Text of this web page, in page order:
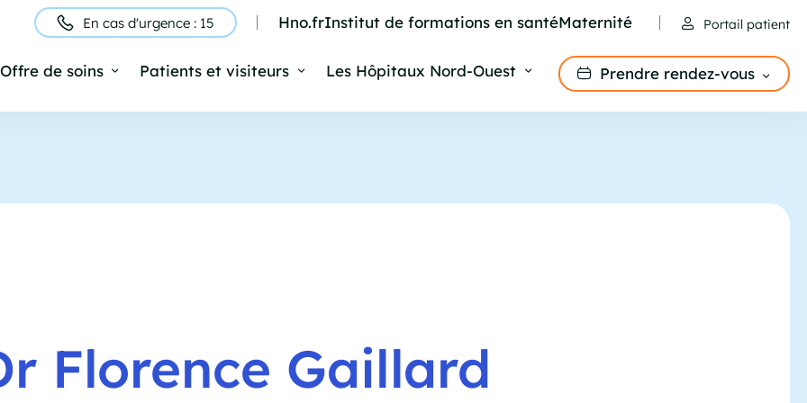
Entête
En cas d'urgence : 15 Hno.frInstitut de formations en santéMaternité Portail patient
Offre de soins Patients et visiteurs Les Hôpitaux Nord-Ouest Prendre rendez-vous
Florence Gaillard